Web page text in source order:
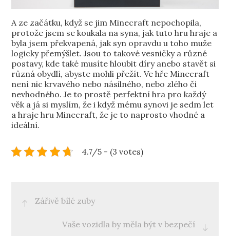
A ze začátku, když se jim Minecraft nepochopila,
protože jsem se koukala na syna, jak tuto hru hraje a
byla jsem překvapená, jak syn opravdu u toho muže
logicky přemýšlet. Jsou to takové vesničky a různé
postavy, kde také musíte hloubit díry anebo stavět si
různá obydlí, abyste mohli přežít. Ve hře Minecraft
není nic krvavého nebo násilného, nebo zlého či
nevhodného. Je to prostě perfektní hra pro každý
věk a já si myslím, že i když mému synovi je sedm let
a hraje hru Minecraft, že je to naprosto vhodné a
ideální.
4.7/5 - (3 votes)
Post
navigation
Zářivě bílé zuby
Vaše vozidla by měla být v bezpečí